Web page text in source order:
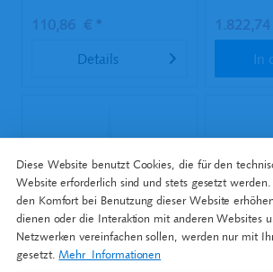
110,86 € *
Details
In
LOCTITE SI 5910, 1K-
Silikon, schwarz, 300
ml... 3.6 Liter(155,34 € * / 1 Liter)
Silikon,
Diese Website benutzt Cookies, die für den
Website erforderlich sind und stets gesetzt
den Komfort bei Benutzung dieser Website
dienen oder die Interaktion mit anderen Websites
Netzwerken vereinfachen sollen, werden nur mit
gesetzt. Mehr Informationen